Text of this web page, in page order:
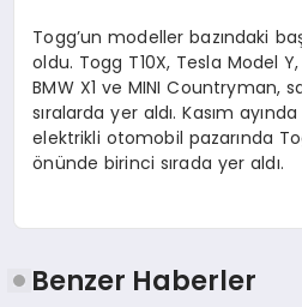
Togg’un modeller bazındaki
oldu. Togg T10X, Tesla Model
BMW X1 ve MINI Countryman,
sıralarda yer aldı. Kasım
elektrikli otomobil pazarında
önünde birinci sırada yer aldı.
Benzer Haberler